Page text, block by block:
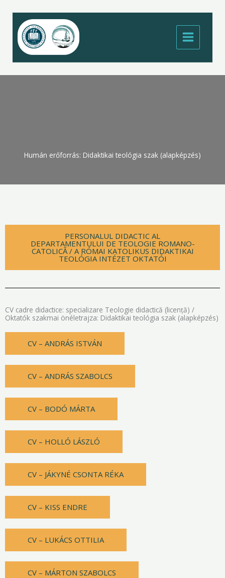
content
Humán erőforrás: Didaktikai teológia szak (alapképzés)
PERSONALUL DIDACTIC AL
DEPARTAMENTULUI DE TEOLOGIE ROMANO-
CATOLICĂ / A RÓMAI KATOLIKUS DIDAKTIKAI
TEOLÓGIA INTÉZET OKTATÓI
CV cadre didactice: specializare Teologie didactică (licență) /
Oktatók szakmai önéletrajza: Didaktikai teológia szak (alapképzés)
CV – ANDRÁS ISTVÁN
CV – ANDRÁS SZABOLCS
CV – BODÓ MÁRTA
CV – HOLLÓ LÁSZLÓ
CV – JÁKYNÉ CSONTA RÉKA
CV – KISS ENDRE
CV – LUKÁCS OTTILIA
CV – MÁRTON SZABOLCS